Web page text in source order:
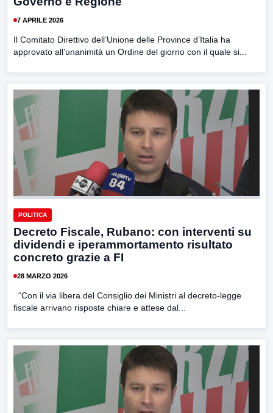
7 APRILE 2026
Il Comitato Direttivo dell’Unione delle Province d’Italia ha
approvato all’unanimità un Ordine del giorno con il quale si...
POLITICA
Decreto Fiscale, Rubano: con interventi su
dividendi e iperammortamento risultato
concreto grazie a FI
28 MARZO 2026
“Con il via libera del Consiglio dei Ministri al decreto-legge
fiscale arrivano risposte chiare e attese dal...